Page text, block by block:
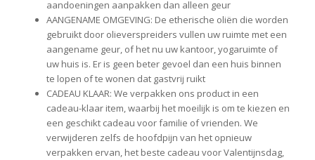
aandoeningen aanpakken dan alleen geur
AANGENAME OMGEVING: De etherische oliën die worden
gebruikt door olieverspreiders vullen uw ruimte met een
aangename geur, of het nu uw kantoor, yogaruimte of
uw huis is. Er is geen beter gevoel dan een huis binnen
te lopen of te wonen dat gastvrij ruikt
CADEAU KLAAR: We verpakken ons product in een
cadeau-klaar item, waarbij het moeilijk is om te kiezen en
een geschikt cadeau voor familie of vrienden. We
verwijderen zelfs de hoofdpijn van het opnieuw
verpakken ervan, het beste cadeau voor Valentijnsdag,